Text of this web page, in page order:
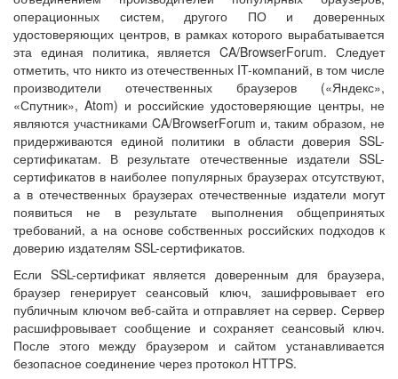
операционных систем, другого ПО и доверенных
удостоверяющих центров, в рамках которого вырабатывается
эта единая политика, является CA/BrowserForum. Следует
отметить, что никто из отечественных IT-компаний, в том числе
производители отечественных браузеров («Яндекс»,
«Спутник», Atom) и российские удостоверяющие центры, не
являются участниками CA/BrowserForum и, таким образом, не
придерживаются единой политики в области доверия SSL-
сертификатам. В результате отечественные издатели SSL-
сертификатов в наиболее популярных браузерах отсутствуют,
а в отечественных браузерах отечественные издатели могут
появиться не в результате выполнения общепринятых
требований, а на основе собственных российских подходов к
доверию издателям SSL-сертификатов.
Если SSL-сертификат является доверенным для браузера,
браузер генерирует сеансовый ключ, зашифровывает его
публичным ключом веб-сайта и отправляет на сервер. Сервер
расшифровывает сообщение и сохраняет сеансовый ключ.
После этого между браузером и сайтом устанавливается
безопасное соединение через протокол HTTPS.